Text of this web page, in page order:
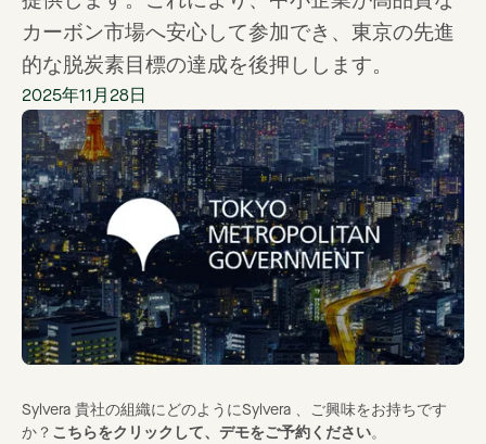
カーボン市場へ安心して参加でき、東京の先進
的な脱炭素目標の達成を後押しします。
2025年11月28日
Sylvera 貴社の組織にどのようにSylvera 、ご興味をお持ちです
か？ こちらをクリックして、デモをご予約ください。